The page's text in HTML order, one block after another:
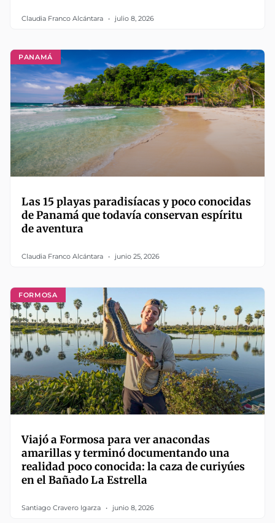
Claudia Franco Alcántara julio 8, 2026
PANAMÁ
Las 15 playas paradisíacas y poco conocidas
de Panamá que todavía conservan espíritu
de aventura
Claudia Franco Alcántara junio 25, 2026
FORMOSA
Viajó a Formosa para ver anacondas
amarillas y terminó documentando una
realidad poco conocida: la caza de curiyúes
en el Bañado La Estrella
Santiago Cravero Igarza junio 8, 2026